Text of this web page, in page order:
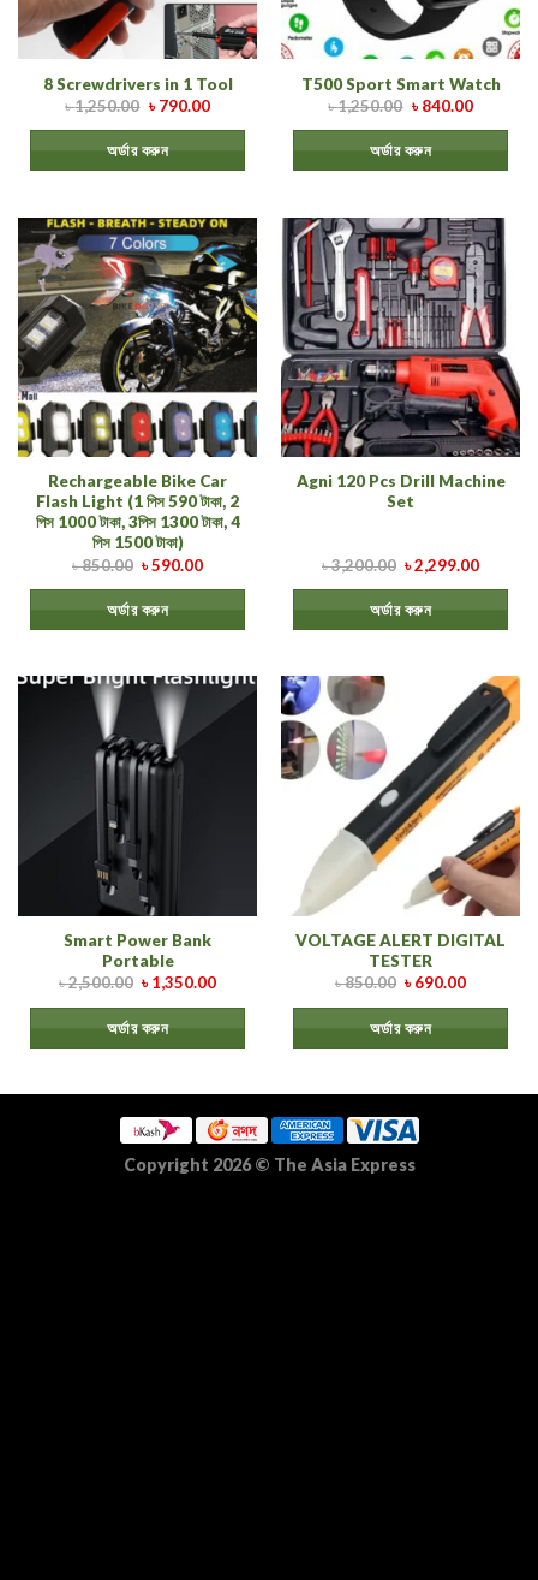
8 Screwdrivers in 1 Tool
৳1,250.00 ৳790.00
অর্ডার করুন
T500 Sport Smart Watch
৳1,250.00 ৳840.00
অর্ডার করুন
Rechargeable Bike Car
Flash Light (1 পিস 590 টাকা, 2
পিস 1000 টাকা, 3পিস 1300 টাকা, 4
পিস 1500 টাকা)
৳850.00 ৳590.00
অর্ডার করুন
Agni 120 Pcs Drill Machine
Set
৳3,200.00 ৳2,299.00
অর্ডার করুন
Smart Power Bank
Portable
৳2,500.00 ৳1,350.00
অর্ডার করুন
VOLTAGE ALERT DIGITAL
TESTER
৳850.00 ৳690.00
অর্ডার করুন
Copyright 2026© The Asia Express